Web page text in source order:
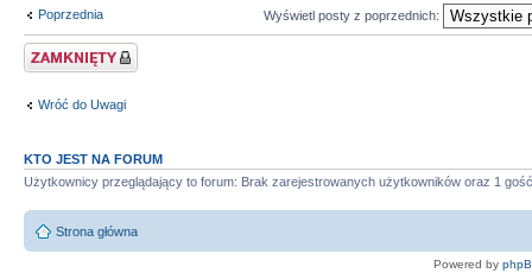
Poprzednia Wyświetl posty z poprzednich:
Zablokowany temat
Wróć do Uwagi
KTO JEST NA FORUM
Użytkownicy przeglądający to forum: Brak zarejestrowanych użytkowników oraz 1 gość
Strona główna
Powered by